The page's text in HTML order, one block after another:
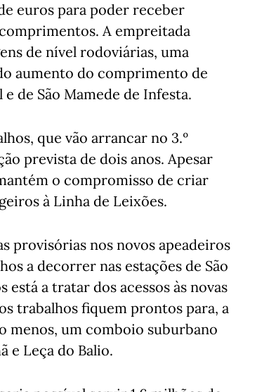
euros para poder receber
A empreitada
de nível rodoviárias, uma
aumento do comprimento de
de São Mamede de Infesta.
que vão arrancar no 3.º
prevista de dois anos. Apesar
o compromisso de criar
à Linha de Leixões.
provisórias nos novos apeadeiros
a decorrer nas estações de São
a tratar dos acessos às novas
trabalhos fiquem prontos para, a
menos, um comboio suburbano
e Leça do Balio.